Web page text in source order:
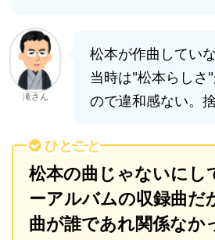
滝さん
松本が作曲してい
当時は"松本らしさ
ので違和感ない。捨
ひとこと
松本の曲じゃないにし
ーアルバムの収録曲だ
曲が誰であれ関係なか